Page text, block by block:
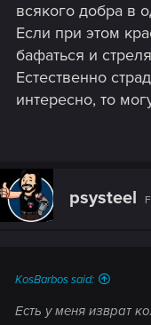
всякого добра в
Если при этом
бафаться и
Естественно
интересно, то
psysteel
KosBarbos said:
Есть у меня изврат